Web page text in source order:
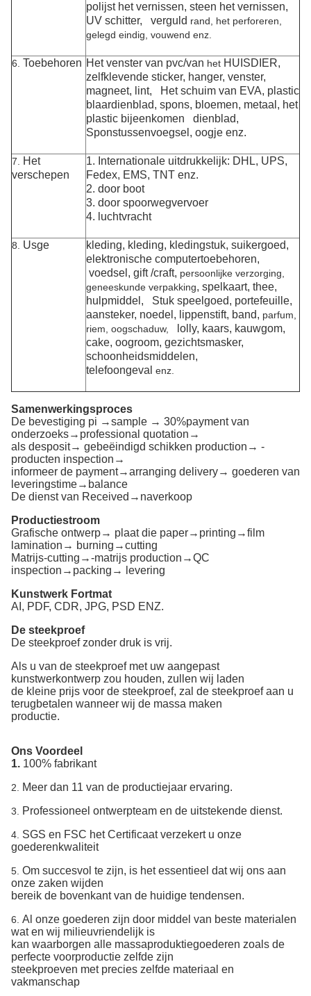
polijst het vernissen, steen het vernissen,
UV schitter, verguld rand, het perforeren,
gelegd eindig, vouwend enz.
6. Toebehoren Het venster van pvc/van het HUISDIER,
zelfklevende sticker, hanger, venster,
magneet, lint, Het schuim van EVA, plastic
blaardienblad, spons, bloemen, metaal, het
plastic bijeenkomen dienblad,
Sponstussenvoegsel, oogje enz.
7.
Het
verschepen
1. Internationale uitdrukkelijk: DHL, UPS,
Fedex, EMS, TNT enz.
2. door boot
3. door spoorwegvervoer
4. luchtvracht
8. Usge
kleding, kleding, kledingstuk, suikergoed,
elektronische computertoebehoren,
voedsel, gift /craft, persoonlijke verzorging,
geneeskunde verpakking, spelkaart, thee,
hulpmiddel, Stuk speelgoed, portefeuille,
aansteker, noedel, lippenstift, band, parfum,
riem, oogschaduw,
lolly, kaars, kauwgom,
cake, oogroom, gezichtsmasker,
schoonheidsmiddelen,
telefoongeval enz.
Samenwerkingsproces
De bevestiging pi →sample → 30%payment van
onderzoeks→professional quotation→
als desposit→ gebeëindigd schikken production→ -
producten inspection→
informeer de payment→arranging delivery→ goederen van
leveringstime→balance
De dienst van Received→naverkoop
Productiestroom
Grafische ontwerp→ plaat die paper→printing→film
lamination→ burning→cutting
Matrijs-cutting→-matrijs production→QC
inspection→packing→ levering
Kunstwerk Fortmat
AI, PDF, CDR, JPG, PSD ENZ.
De steekproef
De steekproef zonder druk is vrij.
Als u van de steekproef met uw aangepast
kunstwerkontwerp zou houden, zullen wij laden
de kleine prijs voor de steekproef, zal de steekproef aan u
terugbetalen wanneer wij de massa maken
productie.
Ons Voordeel
1. 100% fabrikant
2. Meer dan 11 van de productiejaar ervaring.
3. Professioneel ontwerpteam en de uitstekende dienst.
4. SGS en FSC het Certificaat verzekert u onze
goederenkwaliteit
5. Om succesvol te zijn, is het essentieel dat wij ons aan
onze zaken wijden
bereik de bovenkant van de huidige tendensen.
6. Al onze goederen zijn door middel van beste materialen
wat en wij milieuvriendelijk is
kan waarborgen alle massaproduktiegoederen zoals de
perfecte voorproductie zelfde zijn
steekproeven metprecies zelfde materiaal en
vakmanschap